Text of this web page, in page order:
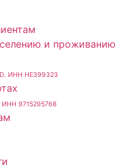
и проживанию
ИНН HE399323
9715295768